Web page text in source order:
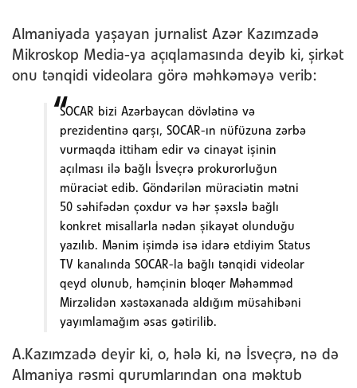
Almaniyada yaşayan jurnalist Azər Kazımzadə
Mikroskop Media-ya açıqlamasında deyib ki, şirkət
onu tənqidi videolara görə məhkəməyə verib:
SOCAR bizi Azərbaycan dövlətinə və
prezidentinə qarşı, SOCAR-ın nüfüzuna zərbə
vurmaqda ittiham edir və cinayət işinin
açılması ilə bağlı İsveçrə prokurorluğun
müraciət edib. Göndərilən müraciətin mətni
50 səhifədən çoxdur və hər şəxslə bağlı
konkret misallarla nədən şikayət olunduğu
yazılıb. Mənim işimdə isə idarə etdiyim Status
TV kanalında SOCAR-la bağlı tənqidi videolar
qeyd olunub, həmçinin bloqer Məhəmməd
Mirzəlidən xəstəxanada aldığım müsahibəni
yayımlamağım əsas gətirilib.
A.Kazımzadə deyir ki, o, hələ ki, nə İsveçrə, nə də
Almaniya rəsmi qurumlarından ona məktub